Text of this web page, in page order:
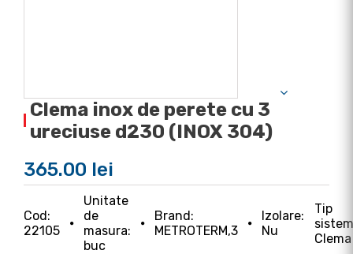
Clema inox de perete cu 3
ureciuse d230 (INOX 304)
365.00 lei
Cod:
22105
Unitate
de
masura:
buc
Brand:
METROTERM,3
Izolare:
Nu
Tip
Clema